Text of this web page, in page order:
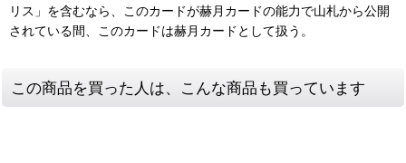
リス」を含むなら、このカードが赫月カードの能力で山札から公開
されている間、このカードは赫月カードとして扱う。
この商品を買った人は、こんな商品も買っています